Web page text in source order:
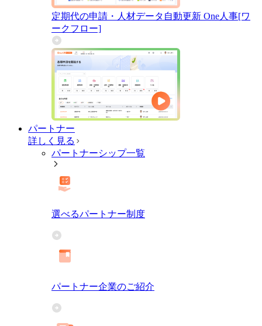
定期代の申請・人材データ自動更新 One人事[ワ
ークフロー]
パートナー
詳しく見る
パートナーシップ一覧
選べるパートナー制度
パートナー企業のご紹介